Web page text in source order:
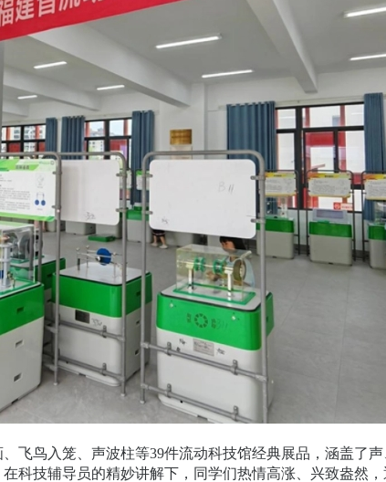
鸟入笼、声波柱等39件流动科技馆经典展品，涵盖了声
科技辅导员的精妙讲解下，同学们热情高涨、兴致盎然